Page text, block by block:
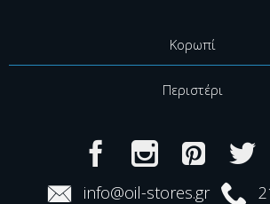
Κορωπί
Περιστέρι
info@oil-stores.gr